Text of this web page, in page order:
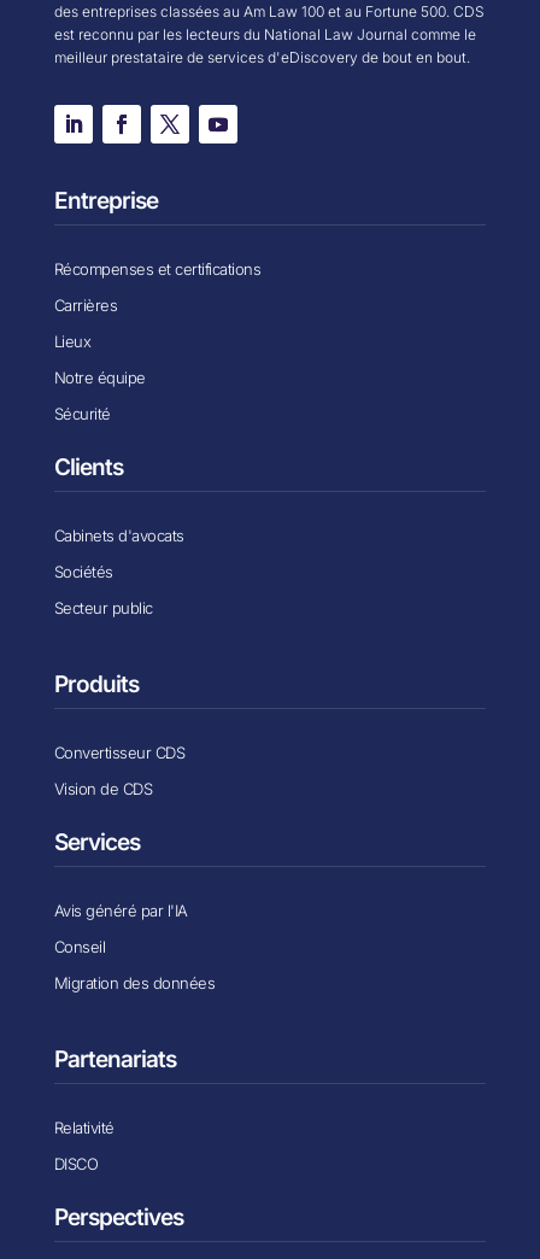
des entreprises classées au Am Law 100 et au Fortune 500. CDS
est reconnu par les lecteurs du National Law Journal comme le
meilleur prestataire de services d'eDiscovery de bout en bout.
Entreprise
Récompenses et certifications
Carrières
Lieux
Notre équipe
Sécurité
Clients
Cabinets d'avocats
Sociétés
Secteur public
Produits
Convertisseur CDS
Vision de CDS
Services
Avis généré par l'IA
Conseil
Migration des données
Partenariats
Relativité
DISCO
Perspectives